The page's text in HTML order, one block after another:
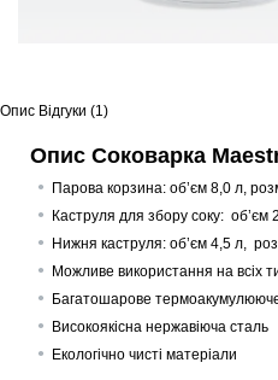
Опис Відгуки (1)
Опис Соковарка
Парова корзина: об’єм 8,0 л,
Каструля для збору соку: об’єм
Нижня каструля: об’єм 4,5 л,
Можливе використання на всіх
Багатошарове
Високоякісна нержавіюча сталь
Екологічно чисті матеріали